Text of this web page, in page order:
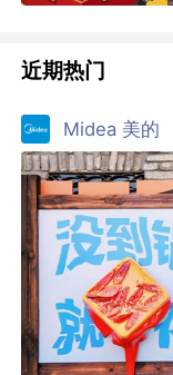
近期热门
Midea 美的